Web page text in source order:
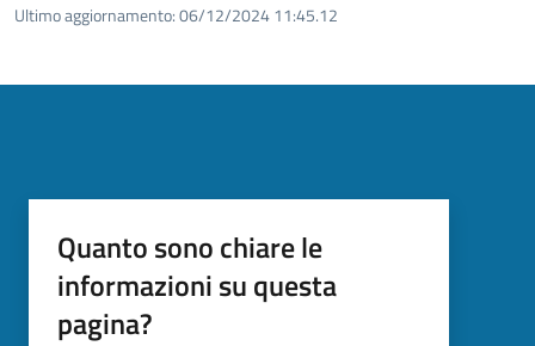
Ultimo aggiornamento:06/12/2024 11:45.12
Quanto sono chiare le
informazioni su questa
pagina?